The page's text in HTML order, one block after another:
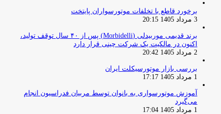
برخورد قاطع با تخلفات موتورسواران پایتخت
3 مرداد 1405 20:15
برند قدیمی موربیدلی (Morbidelli) پس از ۴۰ سال توقف تولید،
اکنون در مالکیت یک شرکت چینی قرار دارد
2 مرداد 1405 20:42
بررسی بازار موتورسیکلت ایران
1 مرداد 1405 17:17
آموزش موتورسواری به بانوان توسط مربیان فدراسیون انجام
می‌گیرد
1 مرداد 1405 17:04